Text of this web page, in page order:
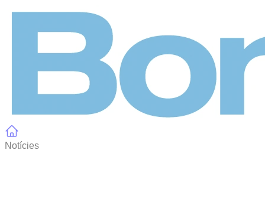
Notícies